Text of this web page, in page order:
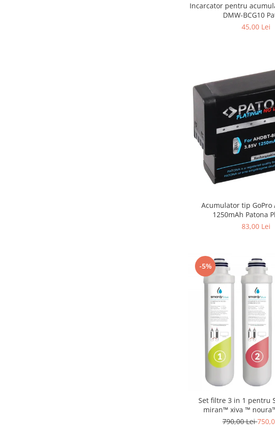
Incarcator pentru
DMW-BCG10
45,00 Lei
Acumulator tip GoPro
1250mAh Patona
83,00 Lei
-5%
Set filtre 3 in 1 pentru
miran™ xiva ™
schimbare la
790,00 Lei